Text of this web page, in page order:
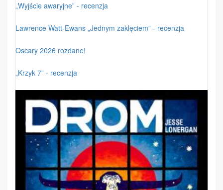
„Wyjście awaryjne” - recenzja
Lawrence Watt-Ewans „Jednym zaklęciem” - recenzja
Oscary 2026 rozdane!
„Krzyk 7” - recenzja